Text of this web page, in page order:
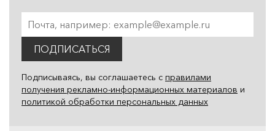
ПОДПИСАТЬСЯ
Подписываясь, вы соглашаетесь с правилами
получения рекламно-информационных материалов и
политикой обработки персональных данных